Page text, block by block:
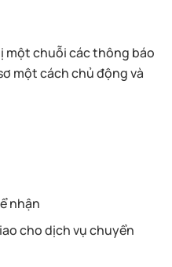
một chuỗi các thông báo
một cách chủ động và
nhận
cho dịch vụ chuyển